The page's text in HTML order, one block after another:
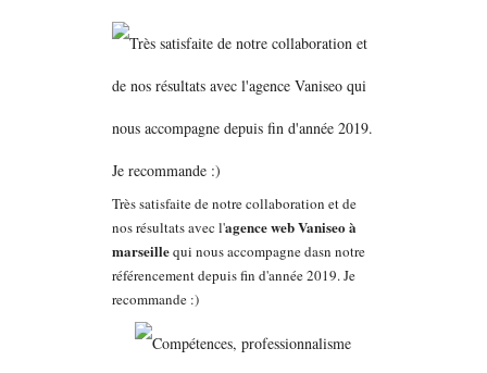
Très satisfaite de notre collaboration et de
nos résultats avec l'agence web Vaniseo à
marseillequi nous accompagne dasn notre
référencement depuis fin d'année 2019. Je
recommande :)